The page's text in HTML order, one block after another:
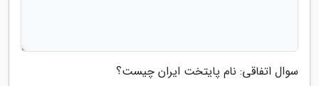
سوال اتفاقی: نام پایتخت ایران چیست؟